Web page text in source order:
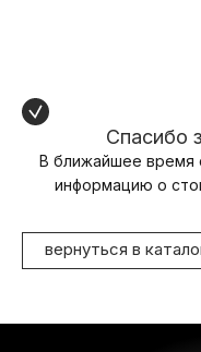
Спасибо
В ближайшее время
информацию о
вернуться в